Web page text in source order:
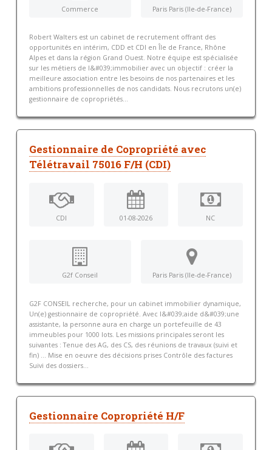
Commerce Paris Paris (Ile-de-France)
Robert Walters est un cabinet de recrutement offrant des
opportunités en intérim, CDD et CDI en Île de France, Rhône
Alpes et dans la région Grand Ouest. Notre équipe est spécialisée
sur les métiers de l&#039;immobilier avec un objectif : créer la
meilleure association entre les besoins de nos partenaires et les
ambitions professionnelles de nos candidats. Nous recrutons un(e)
gestionnaire de copropriétés...
Gestionnaire de Copropriété avec
Télétravail 75016 F/H (CDI)
CDI 01-08-2026 NC
G2f Conseil Paris Paris (Ile-de-France)
G2F CONSEIL recherche, pour un cabinet immobilier dynamique,
Un(e) gestionnaire de copropriété. Avec l&#039;aide d&#039;une
assistante, la personne aura en charge un portefeuille de 43
immeubles pour 1000 lots. Les missions principales seront les
suivantes : Tenue des AG, des CS, des réunions de travaux (suivi et
fin) ... Mise en oeuvre des décisions prises Contrôle des factures
Suivi des dossiers...
Gestionnaire Copropriété H/F